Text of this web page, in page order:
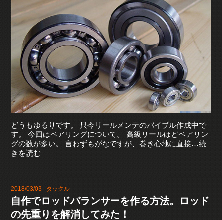
どうもゆるりです。 只今リールメンテのバイブル作成中で
す。 今回はベアリングについて。 高級リールほどベアリン
グの数が多い。 言わずもがなですが、巻き心地に直接…続
きを読む
2018/03/03 タックル
自作でロッドバランサーを作る方法。ロッド
の先重りを解消してみた！